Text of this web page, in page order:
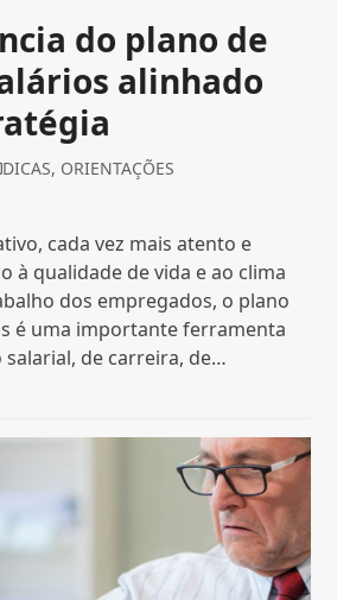
do plano de
alinhado
DICAS, ORIENTAÇÕES
cada vez mais atento e
à qualidade de vida e ao clima
dos empregados, o plano
é uma importante ferramenta
de carreira, de…